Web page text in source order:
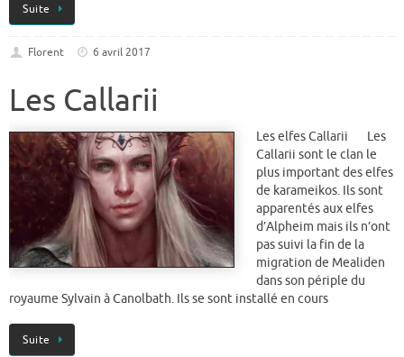
Suite
Florent 6 avril 2017
Les Callarii
Les elfes Callarii Les
Callarii sont le clan le
plus important des elfes
de karameikos. Ils sont
apparentés aux elfes
d’Alpheim mais ils n’ont
pas suivi la fin de la
migration de Mealiden
dans son périple du
royaume Sylvain à Canolbath. Ils se sont installé en cours
Suite